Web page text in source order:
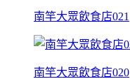
南竿大眾飲食店021
南竿大眾飲食店020